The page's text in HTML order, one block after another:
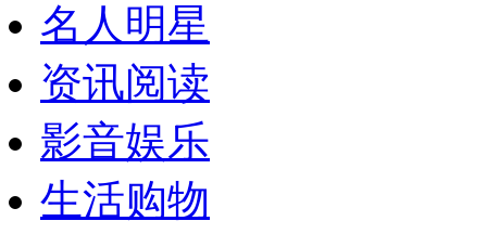
名人明星
资讯阅读
影音娱乐
生活购物